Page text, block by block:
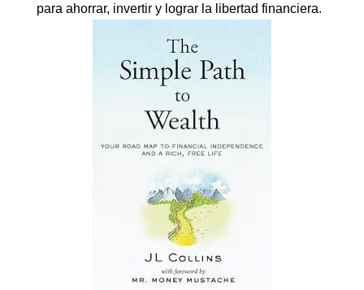
para ahorrar, invertir y lograr la libertad financiera.